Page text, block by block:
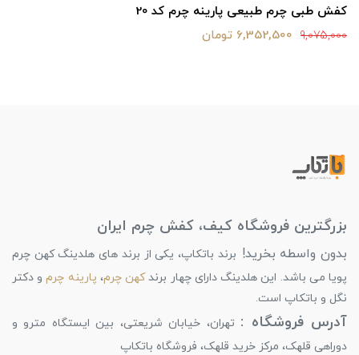
کفش طبی چرم طبیعی پارینه چرم کد 20
9,075,000 6,352,500 تومان
بزرگترین فروشگاه کیف، کفش چرم ایران
بدون واسطه بخرید! برند باتکاپ، یکی از برند های هلدینگ کهن چرم
پویا می باشد. این هلدینگ دارای چهار برندکهن چرم، پارینه چرمو دکتر
نگل و باتکاپ است.
آدرس فروشگاه : تهران، خیابان شریعتی، بین ایستگاه مترو و
دوراهی قلهک، مرکز خرید قلهک، فروشگاه باتکاپ